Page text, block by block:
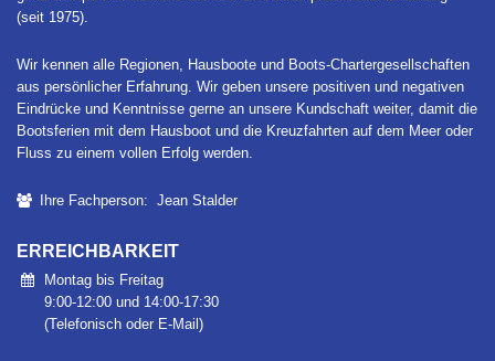
(seit 1975).
Wir kennen alle Regionen, Hausboote und Boots-Chartergesellschaften
aus persönlicher Erfahrung. Wir geben unsere positiven und negativen
Eindrücke und Kenntnisse gerne an unsere Kundschaft weiter, damit die
Bootsferien mit dem Hausboot und die Kreuzfahrten auf dem Meer oder
Fluss zu einem vollen Erfolg werden.
Ihre Fachperson: Jean Stalder
ERREICHBARKEIT
Montag bis Freitag
9:00-12:00 und 14:00-17:30
(Telefonisch oder E-Mail)